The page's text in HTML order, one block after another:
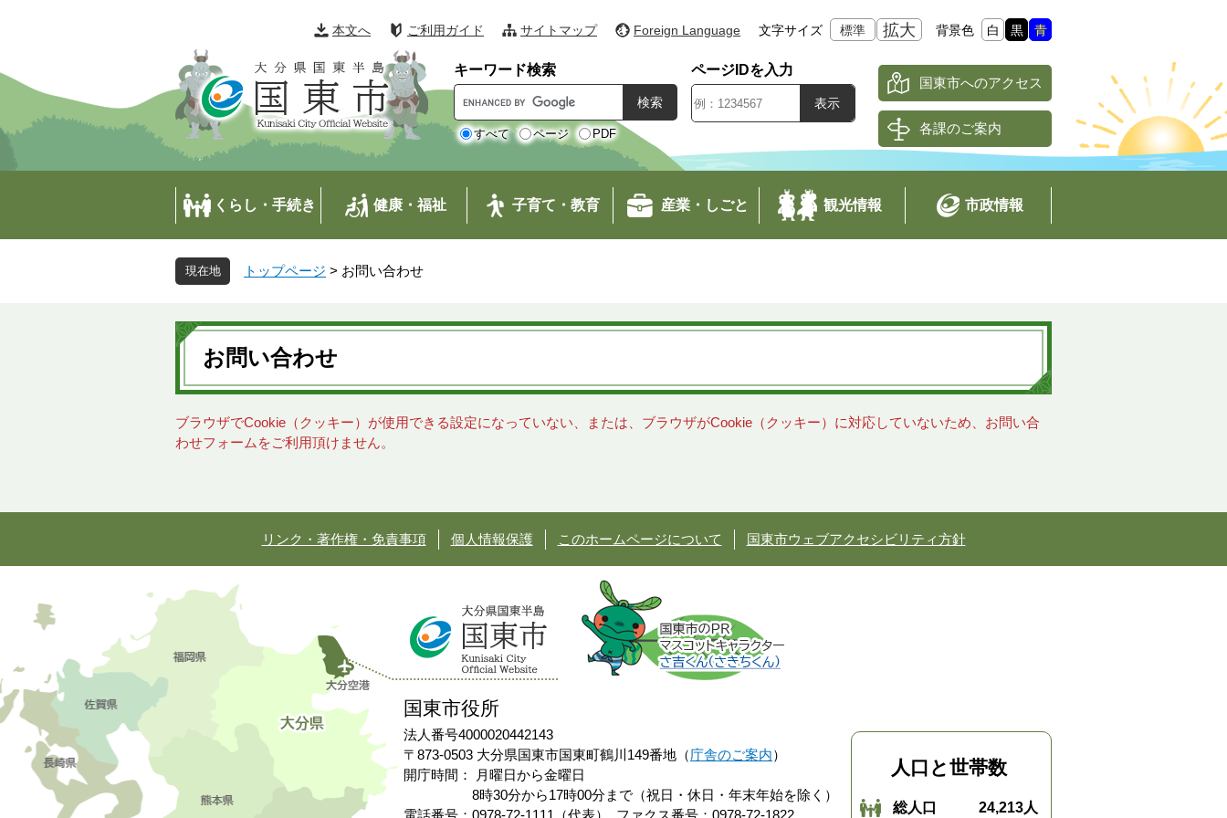
の
で
す
。
ー
ば
し
て
本文へ ご利用ガイド サイトマップ Foreign Language 文字サイズ 標準 拡大 背景色 白 黒 青
キーワード検索
o
o
l
すべて ページ PDF
ページIDを入力
国東市へのアクセス
各課のご案内
くらし・手続き 健康・福祉 子育て・教育 産業・しごと 観光情報 市政情報
トップページ > お問い合わせ
本
文
お問い合わせ
ブラウザでCookie（クッキー）が使用できる設定になっていない、または、ブラウザがCookie（クッキー）に対応していないため、お問い合
わせフォームをご利用頂けません。
リンク・著作権・免責事項 個人情報保護 このホームページについて 国東市ウェブアクセシビリティ方針
国東市役所
法人番号4000020442143
〒873-0503 大分県国東市国東町鶴川149番地（庁舎のご案内）
開庁時間：
月曜日から金曜日
8時30分から17時00分まで（祝日・休日・年末年始を除く）
電話番号：0978-72-1111（代表）
ファクス番号：0978-72-1822
人口と世帯数
総人口 24,213人